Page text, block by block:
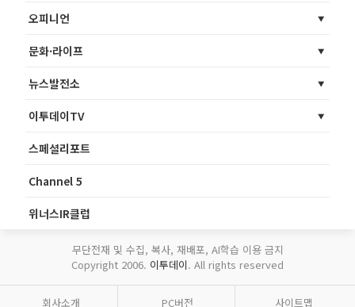
오피니언
문화·라이프
뉴스발전소
이투데이TV
스페셜리포트
Channel 5
위너스IR클럽
무단전재 및 수집, 복사, 재배포, AI학습 이용 금지
Copyright 2006. 이투데이. All rights reserved
회사소개 PC버전 사이트맵